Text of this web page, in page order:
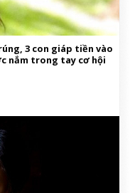
3 con giáp tiền vào
nắm trong tay cơ hội